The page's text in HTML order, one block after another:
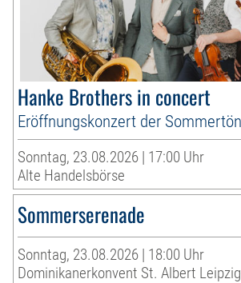
Hanke Brothers in concert
Eröffnungskonzert der
Sonntag, 23.08.2026 | 17:00 Uhr
Alte Handelsbörse
Sommerserenade
Sonntag, 23.08.2026 | 18:00 Uhr
Dominikanerkonvent St. Albert